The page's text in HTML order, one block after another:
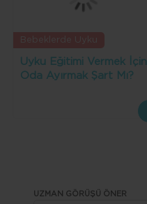
Uyku Eğitimi Vermek İçin
Oda Ayırmak Şart Mı?
UZMAN GÖRÜŞÜ ÖNER